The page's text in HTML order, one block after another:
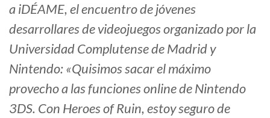
a iDÉAME, el encuentro de jóvenes
desarrollares de videojuegos organizado por la
Universidad Complutense de Madrid y
Nintendo: «Quisimos sacar el máximo
provecho a las funciones online de Nintendo
3DS. Con Heroes of Ruin, estoy seguro de